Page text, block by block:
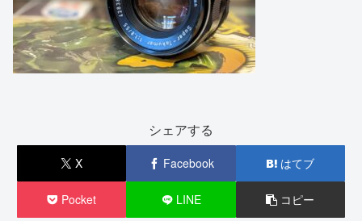
シェアする
X Facebook はてブ
Pocket LINE コピー